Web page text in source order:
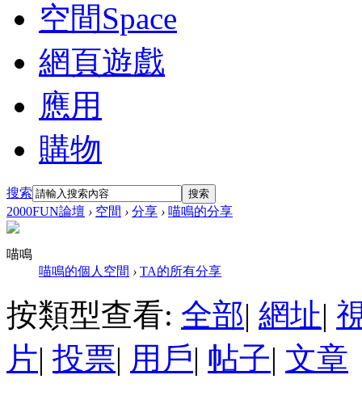
空間Space
網頁遊戲
應用
購物
搜索 搜索
2000FUN論壇 › 空間 › 分享 › 喵鳴的分享
喵鳴
喵鳴的個人空間 › TA的所有分享
按類型查看: 全部| 網址|
片| 投票| 用戶| 帖子| 文章